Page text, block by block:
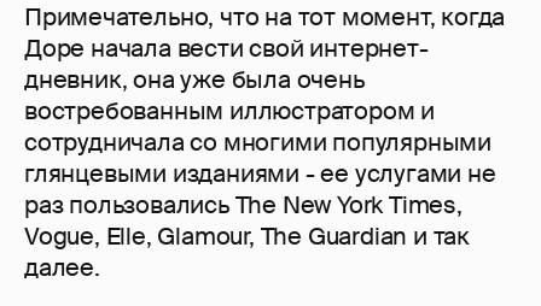
Примечательно, что на тот момент, когда
Доре начала вести свой интернет-
дневник, она уже была очень
востребованным иллюстратором и
сотрудничала со многими популярными
глянцевыми изданиями - ее услугами не
раз пользовались The New York Times,
Vogue, Elle, Glamour, The Guardian и так
далее.